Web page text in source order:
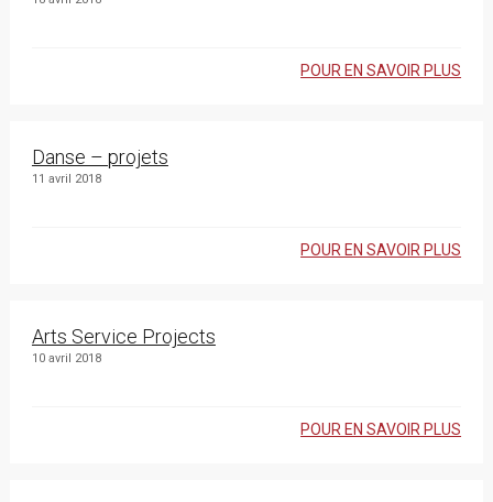
POUR EN SAVOIR PLUS
Danse – projets
11 avril 2018
POUR EN SAVOIR PLUS
Arts Service Projects
10 avril 2018
POUR EN SAVOIR PLUS